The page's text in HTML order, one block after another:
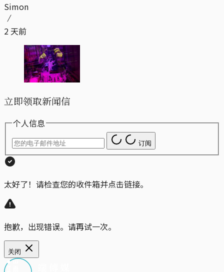
Simon
2 天前
立即领取新闻信
个人信息
订阅
太好了！请检查您的收件箱并点击链接。
抱歉，出现错误。请再试一次。
关闭